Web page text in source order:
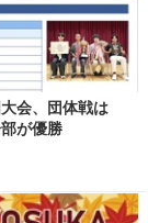
会、団体戦は
が優勝